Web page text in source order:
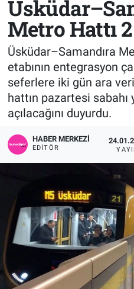
Metro Hattı
Üsküdar–Samandıra
etabının entegrasyon
seferlere iki gün ara
hattın pazartesi
açılacağını duyurdu.
HABER MERKEZI
EDITÖR
Sağlık
Spor
Teknoloji
Tv Medya
KÜLTÜR SANAT